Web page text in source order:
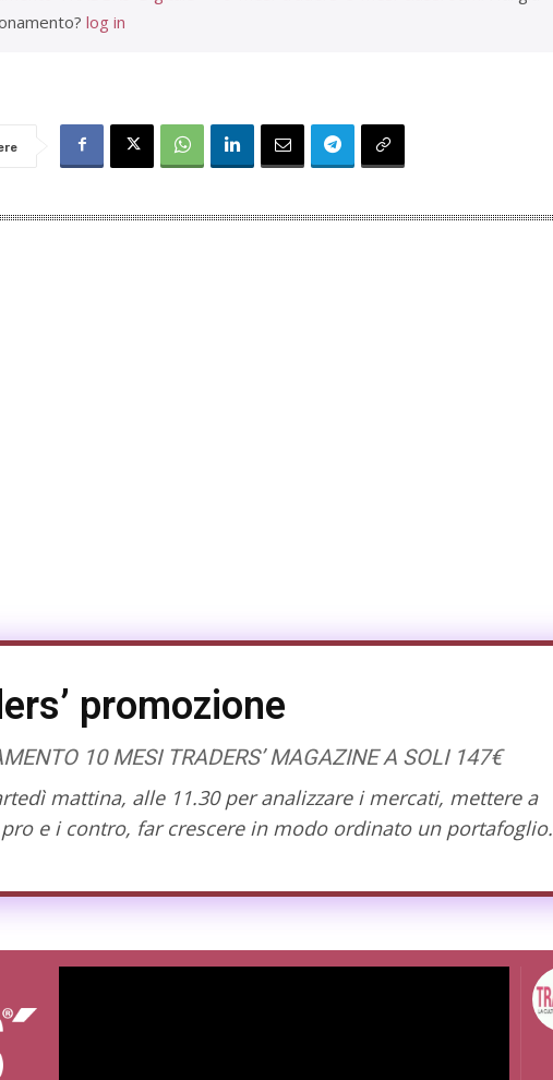
log in
promozione
10 MESI TRADERS’ MAGAZINE A SOLI 147€
mattina, alle 11.30 per analizzare i mercati, mettere a
e i contro, far crescere in modo ordinato un portafoglio.